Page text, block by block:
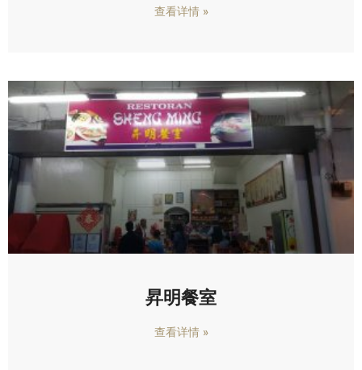
查看详情 »
昇明餐室
查看详情 »